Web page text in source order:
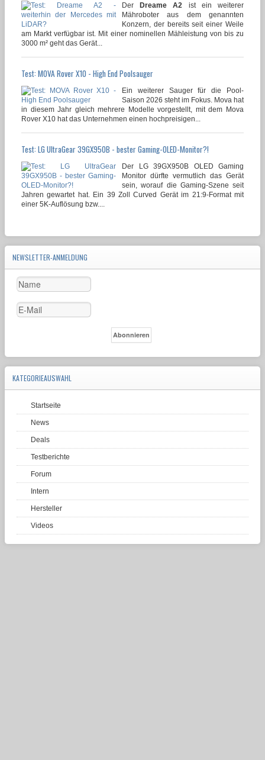
DerDreame A2
ist ein weiterer
Mähroboter aus dem genannten
Konzern, der bereits seit einer Weile
am Markt verfügbar ist. Mit einer nominellen Mähleistung von bis zu
3000 m² geht das Gerät...
Test: MOVA Rover X10 - High End Poolsauger
Ein weiterer Sauger für die Pool-
Saison 2026 steht im Fokus. Mova hat
in diesem Jahr gleich mehrere Modelle vorgestellt, mit dem Mova
Rover X10 hat das Unternehmen einen hochpreisigen...
Test: LG UltraGear 39GX950B - bester Gaming-OLED-Monitor?!
Der LG 39GX950B OLED Gaming
Monitor dürfte vermutlich das Gerät
sein, worauf die Gaming-Szene seit
Jahren gewartet hat. Ein 39 Zoll Curved Gerät im 21:9-Format mit
einer 5K-Auflösung bzw....
NEWSLETTER-ANMELDUNG
KATEGORIEAUSWAHL
Startseite
News
Deals
Testberichte
Forum
Intern
Hersteller
Videos